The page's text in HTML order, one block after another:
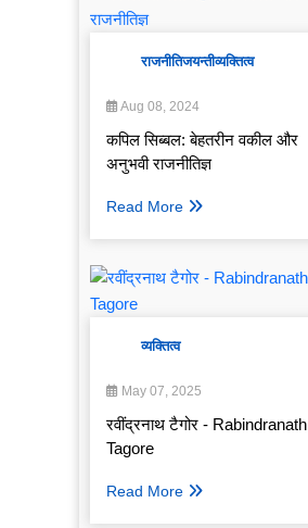
राजनीतिजयन्तीव्यक्तित्व
Aug 08, 2024
कपिल सिब्बल: बेहतरीन वकील और
अनुभवी राजनीतिज्ञ
Read More
व्यक्तित्व
May 07, 2025
रवींद्रनाथ टैगोर - Rabindranath
Tagore
Read More